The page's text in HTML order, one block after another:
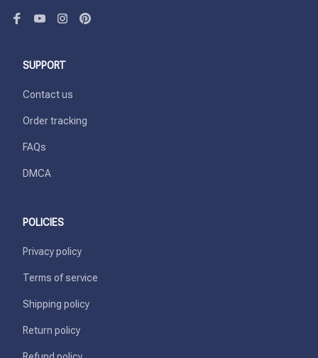
SUPPORT
Contact us
Order tracking
FAQs
DMCA
POLICIES
Privacy policy
Terms of service
Shipping policy
Return policy